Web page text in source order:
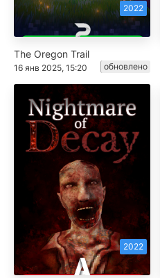
2022
The Oregon Trail
16 янв 2025, 15:20 обновлено
2022